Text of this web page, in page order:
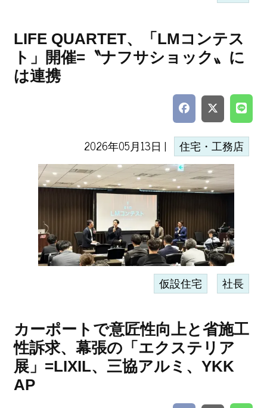
LIFE QUARTET、「LMコンテス
ト」開催=〝ナフサショック〟に
は連携
2026年05月13日 | 住宅・工務店
仮設住宅 社長
カーポートで意匠性向上と省施工
性訴求、幕張の「エクステリア
展」=LIXIL、三協アルミ、YKK
AP